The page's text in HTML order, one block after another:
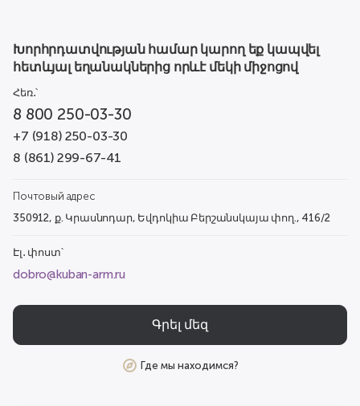
Խորհրդատվության համար կարող եք կապվել
հետևյալ եղանակներից որևէ մեկի միջոցով
Հեռ․՝
8 800 250-03-30
+7 (918) 250-03-30
8 (861) 299-67-41
Почтовый адрес
350912, ք. Կրասնոդար, Եվդոկիա Բերշանսկայա փող., 416/2
Էլ․ փոստ՝
dobro@kuban-arm.ru
Գրել մեզ
Где мы находимся?